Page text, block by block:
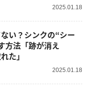
2025.01.18
い？シンクの“シー
方法「跡が消え
た」
2025.01.18